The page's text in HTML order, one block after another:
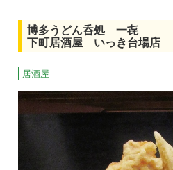
博多うどん呑処 一㐂
下町居酒屋 いっき台場店
居酒屋